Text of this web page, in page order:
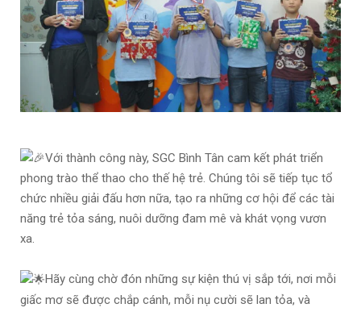
Với thành công này, SGC Bình Tân cam kết phát triển
phong trào thể thao cho thế hệ trẻ. Chúng tôi sẽ tiếp tục tổ
chức nhiều giải đấu hơn nữa, tạo ra những cơ hội để các tài
năng trẻ tỏa sáng, nuôi dưỡng đam mê và khát vọng vươn
xa.
Hãy cùng chờ đón những sự kiện thú vị sắp tới, nơi mỗi
giấc mơ sẽ được chắp cánh, mỗi nụ cười sẽ lan tỏa, và